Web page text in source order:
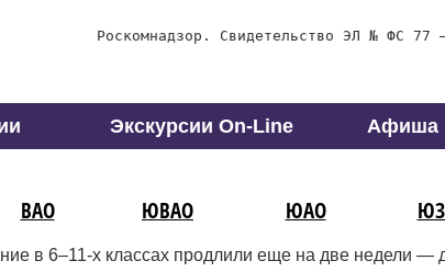
Роскомнадзор. Свидетельство ЭЛ № ФС 77
Экскурсии On-Line Афиша
ВАО ЮВАО ЮАО
в 6–11-х классах продлили еще на две недели —